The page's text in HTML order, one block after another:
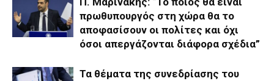
πρωθυπουργός στη χώρα θα το
αποφασίσουν οι πολίτες και όχι
όσοι απεργάζονται διάφορα σχέδια”
Τα θέματα της συνεδρίασης του